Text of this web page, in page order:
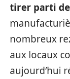
tirer parti
nombreux
aux locaux
aujourd’hui